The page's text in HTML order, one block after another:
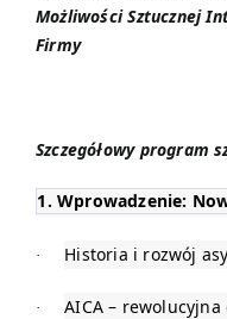
Możliwości Sztucznej
Firmy
Szczegółowy program
1. Wprowadzenie:
· Historia i rozwój
·
AICA –